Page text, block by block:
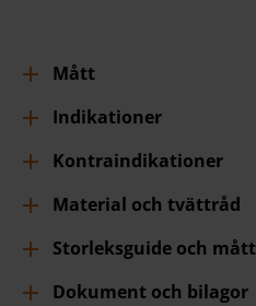
Mått
Indikationer
Kontraindikationer
Material och tvättråd
Storleksguide och
Dokument och bilagor